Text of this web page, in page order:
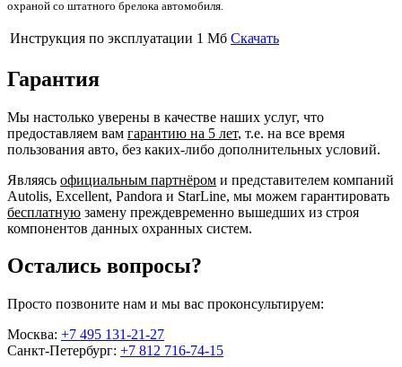
охраной со штатного брелока автомобиля.
Инструкция по эксплуатации 1 Мб Скачать
Гарантия
Мы настолько уверены в качестве наших услуг, что
предоставляем вам гарантию на 5 лет, т.е. на все время
пользования авто, без каких-либо дополнительных условий.
Являясь официальным партнёром и представителем компаний
Autolis, Excellent, Pandora и StarLine, мы можем гарантировать
бесплатную замену преждевременно вышедших из строя
компонентов данных охранных систем.
Остались вопросы?
Просто позвоните нам и мы вас проконсультируем:
Москва: +7 495 131-21-27
Санкт-Петербург: +7 812 716-74-15